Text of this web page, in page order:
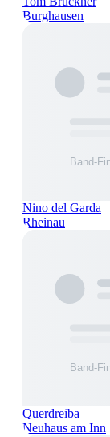
Burghausen
Nino del Garda
Rheinau
Querdreiba
Neuhaus am Inn